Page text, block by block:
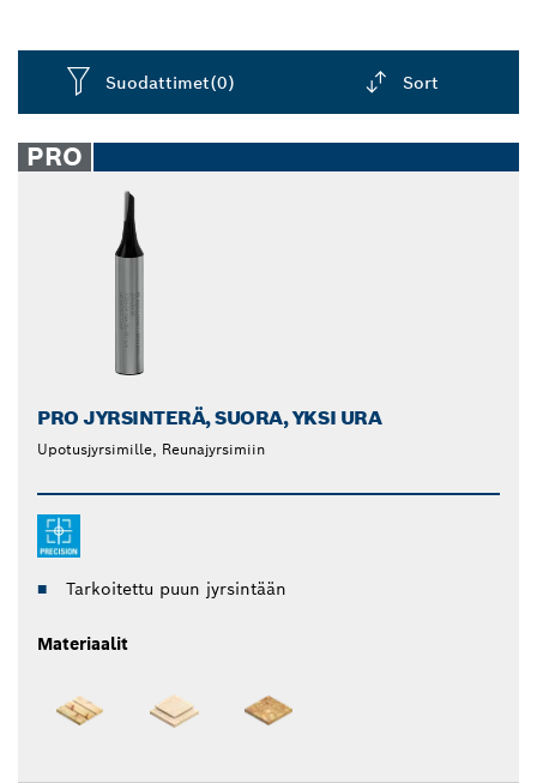
jyrsinterillämme.
Suodattimet(0) Sort
closed
PRO
PRO JYRSINTERÄ, SUORA, YKSI URA
Upotusjyrsimille, Reunajyrsimiin
Tarkoitettu puun jyrsintään
Materiaalit